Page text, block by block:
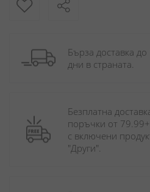
Бърза доставка
дни в страната.
Безплатна
поръчки от
с включени
"Други".